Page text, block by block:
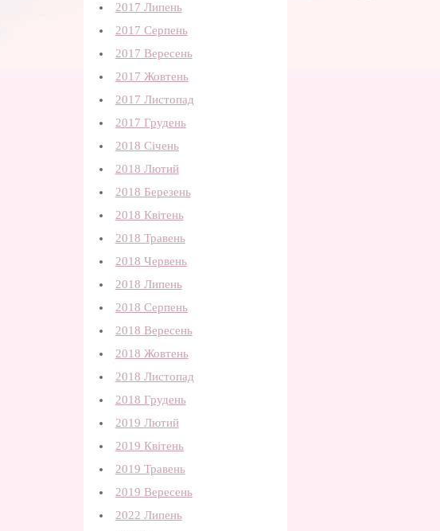
2017 Липень
2017 Серпень
2017 Вересень
2017 Жовтень
2017 Листопад
2017 Грудень
2018 Січень
2018 Лютий
2018 Березень
2018 Квітень
2018 Травень
2018 Червень
2018 Липень
2018 Серпень
2018 Вересень
2018 Жовтень
2018 Листопад
2018 Грудень
2019 Лютий
2019 Квітень
2019 Травень
2019 Вересень
2022 Липень